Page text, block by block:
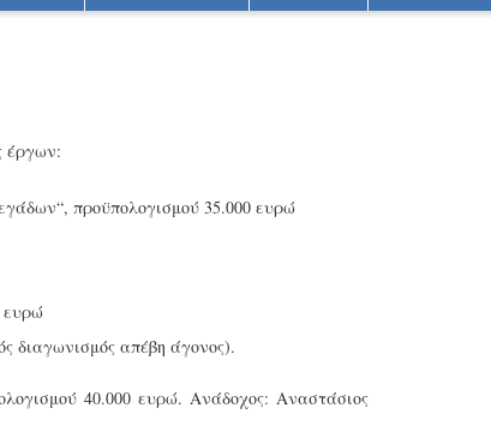
έργων:
“, προϋπολογισμού 35.000 ευρώ
ευρώ
διαγωνισμός απέβη άγονος).
40.000 ευρώ. Ανάδοχος: Αναστάσιος